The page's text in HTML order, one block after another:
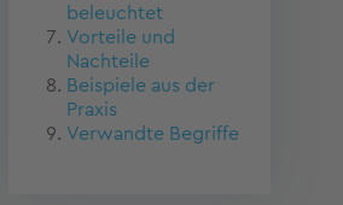
beleuchtet
Vorteile und
Nachteile
Beispiele aus der
Praxis
Verwandte Begriffe